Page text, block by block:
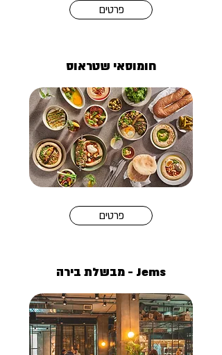
פרטים
חומוסאי שטראוס
פרטים
Jems - מבשלת בירה